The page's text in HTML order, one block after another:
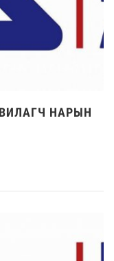
НАРЫН